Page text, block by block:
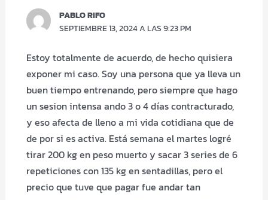
PABLO RIFO
SEPTIEMBRE 13, 2024 A LAS 9:23 PM
Estoy totalmente de acuerdo, de hecho quisiera
exponer mi caso. Soy una persona que ya lleva un
buen tiempo entrenando, pero siempre que hago
un sesion intensa ando 3 o 4 días contracturado,
y eso afecta de lleno a mi vida cotidiana que de
de por si es activa. Está semana el martes logré
tirar 200 kg en peso muerto y sacar 3 series de 6
repeticiones con 135 kg en sentadillas, pero el
precio que tuve que pagar fue andar tan